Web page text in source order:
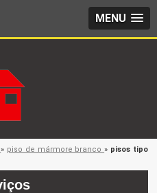
MENU
» piso de mármore branco» pisos tipo